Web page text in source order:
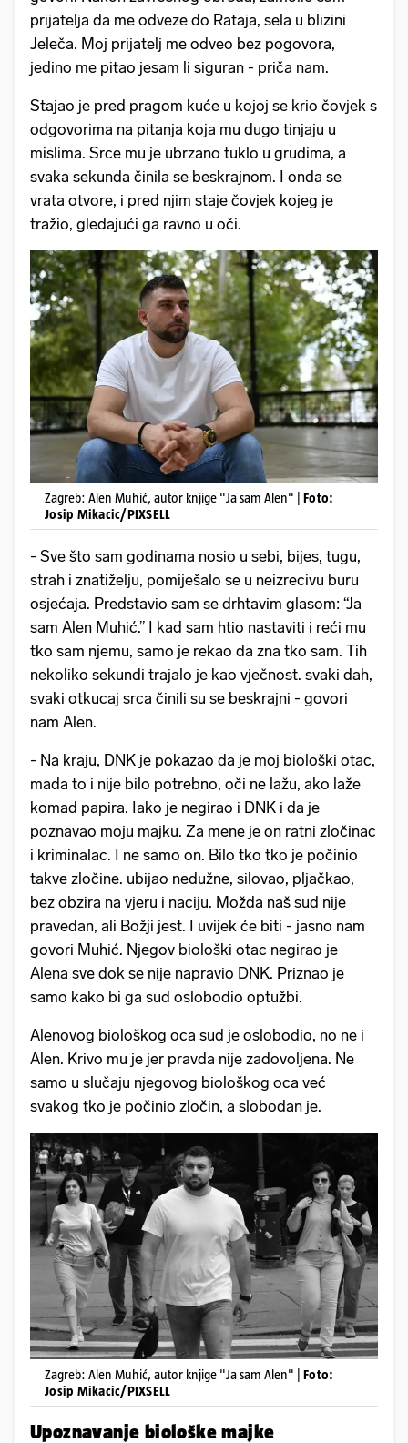
prijatelja da me odveze do Rataja, sela u blizini
Jeleča. Moj prijatelj me odveo bez pogovora,
jedino me pitao jesam li siguran - priča nam.
Stajao je pred pragom kuće u kojoj se krio čovjek s
odgovorima na pitanja koja mu dugo tinjaju u
mislima. Srce mu je ubrzano tuklo u grudima, a
svaka sekunda činila se beskrajnom. I onda se
vrata otvore, i pred njim staje čovjek kojeg je
tražio, gledajući ga ravno u oči.
Zagreb: Alen Muhić, autor knjige "Ja sam Alen" | Foto:
Josip Mikacic/PIXSELL
- Sve što sam godinama nosio u sebi, bijes, tugu,
strah i znatiželju, pomiješalo se u neizrecivu buru
osjećaja. Predstavio sam se drhtavim glasom: “Ja
sam Alen Muhić.” I kad sam htio nastaviti i reći mu
tko sam njemu, samo je rekao da zna tko sam. Tih
nekoliko sekundi trajalo je kao vječnost. svaki dah,
svaki otkucaj srca činili su se beskrajni - govori
nam Alen.
- Na kraju, DNK je pokazao da je moj biološki otac,
mada to i nije bilo potrebno, oči ne lažu, ako laže
komad papira. Iako je negirao i DNK i da je
poznavao moju majku. Za mene je on ratni zločinac
i kriminalac. I ne samo on. Bilo tko tko je počinio
takve zločine. ubijao nedužne, silovao, pljačkao,
bez obzira na vjeru i naciju. Možda naš sud nije
pravedan, ali Božji jest. I uvijek će biti - jasno nam
govori Muhić. Njegov biološki otac negirao je
Alena sve dok se nije napravio DNK. Priznao je
samo kako bi ga sud oslobodio optužbi.
Alenovog biološkog oca sud je oslobodio, no ne i
Alen. Krivo mu je jer pravda nije zadovoljena. Ne
samo u slučaju njegovog biološkog oca već
svakog tko je počinio zločin, a slobodan je.
Zagreb: Alen Muhić, autor knjige "Ja sam Alen" | Foto:
Josip Mikacic/PIXSELL
Upoznavanje biološke majke